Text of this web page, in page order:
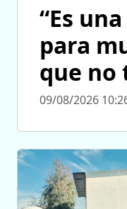
“Es
para
que no
09/08/2026